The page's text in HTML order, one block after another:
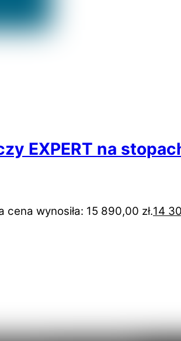
EXPERT na
cena wynosiła: 15 890,00 zł.14